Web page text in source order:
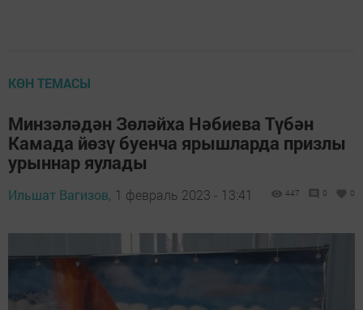
КӨН ТЕМАСЫ
Минзәләдән Зөләйха Нәбиева Түбән
Камада йөзү буенча ярышларда призлы
урыннар яулады
Ильшат Вагизов, 1 февраль 2023 - 13:41 447 0 0